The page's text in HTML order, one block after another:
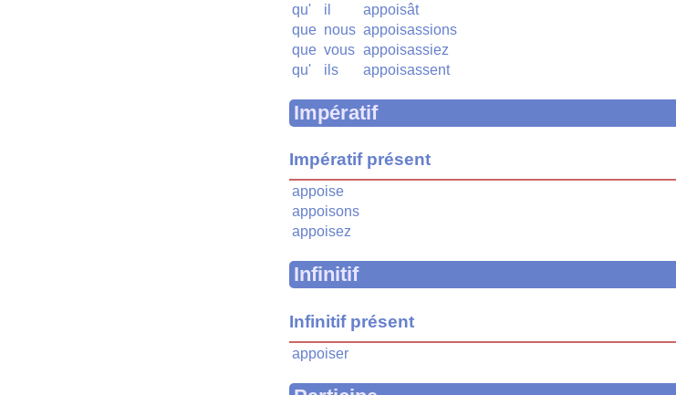
qu'
il
appoisât
que nous appoisassions
que vous appoisassiez
qu'
ils appoisassent
Impératif
Impératif présent
appoise
appoisons
appoisez
Infinitif
Infinitif présent
appoiser